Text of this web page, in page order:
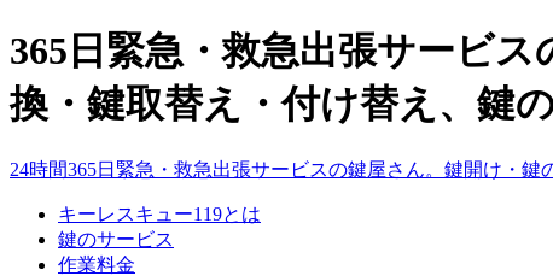
365日緊急・救急出張サービ
換・鍵取替え・付け替え、鍵
24時間365日緊急・救急出張サービスの鍵屋さん。鍵開け・
キーレスキュー119とは
鍵のサービス
作業料金